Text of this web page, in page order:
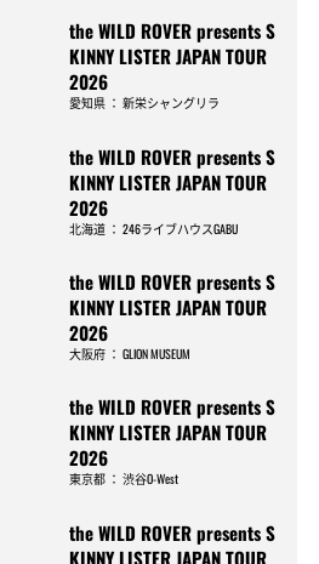
the WILD ROVER presents S
KINNY LISTER JAPAN TOUR
2026
愛知県 ：新栄シャングリラ
the WILD ROVER presents S
KINNY LISTER JAPAN TOUR
2026
北海道 ：246ライブハウスGABU
the WILD ROVER presents S
KINNY LISTER JAPAN TOUR
2026
大阪府 ：GLION MUSEUM
the WILD ROVER presents S
KINNY LISTER JAPAN TOUR
2026
東京都 ：渋谷O-West
the WILD ROVER presents S
KINNY LISTER JAPAN TOUR